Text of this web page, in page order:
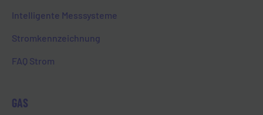
Intelligente Messsysteme
Stromkennzeichnung
FAQ Strom
GAS12. Dezember 2023